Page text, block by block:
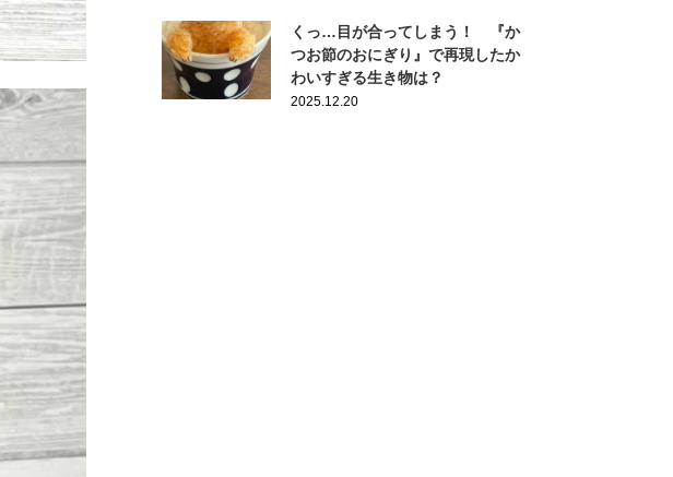
くっ…目が合ってしまう！ 『か
つお節のおにぎり』で再現したか
わいすぎる生き物は？
2025.12.20